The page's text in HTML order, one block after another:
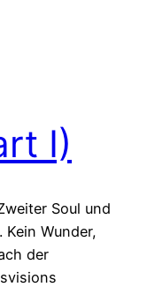
I)
Soul und
Wunder,
der